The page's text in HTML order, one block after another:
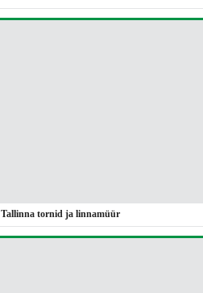
Tallinna tornid ja linnamüür